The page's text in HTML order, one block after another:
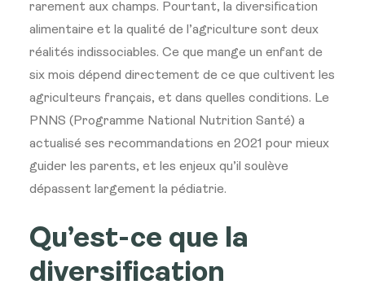
rarement aux champs. Pourtant, la diversification
alimentaire et la qualité de l’agriculture sont deux
réalités indissociables. Ce que mange un enfant de
six mois dépend directement de ce que cultivent les
agriculteurs français, et dans quelles conditions. Le
PNNS (Programme National Nutrition Santé) a
actualisé ses recommandations en 2021 pour mieux
guider les parents, et les enjeux qu’il soulève
dépassent largement la pédiatrie.
Qu’est-ce que la
diversification